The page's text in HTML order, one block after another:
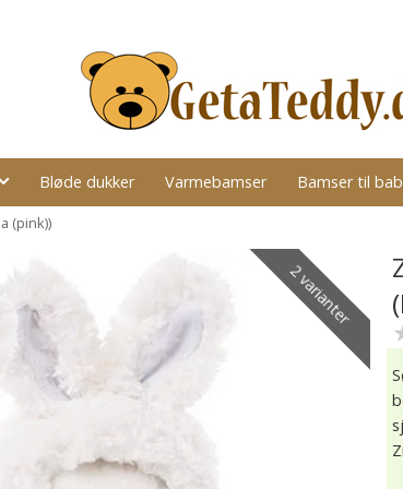
Bløde dukker Varmebamser Bamser til
(pink))
2 varianter